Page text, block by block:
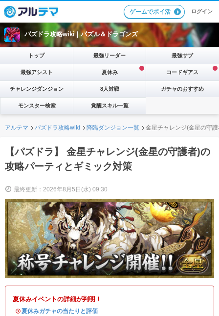
ゲームでポイ活 ログイン
パズドラ攻略wiki |パズル＆ドラゴンズ
トップ 最強リーダー 最強サブ
最強アシスト 夏休み コードギアス
チャレンジダンジョン 8人対戦 ガチャのおすすめ
モンスター検索 覚醒スキル一覧
アルテマ パズドラ攻略wiki 降臨ダンジョン一覧 金星チャレンジ(金星の守
【パズドラ】 金星チャレンジ(金星の守護者)の
攻略パーティとギミック対策
最終更新：2026年8月5日(水) 09:30
夏休みイベントの詳細が判明！
・夏休みガチャの当たりと評価